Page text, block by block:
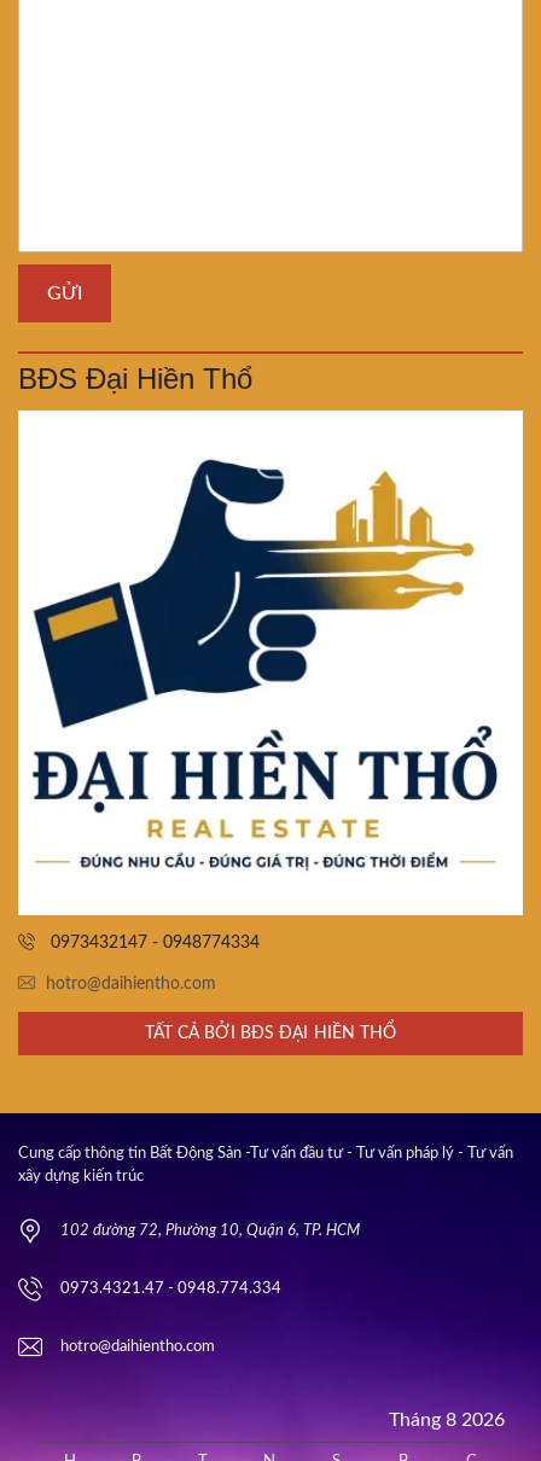
BĐS Đại Hiền Thổ
0973432147 - 0948774334
hotro@daihientho.com
TẤT CẢ BỞI BĐS ĐẠI HIỀN THỔ
Cung cấp thông tin Bất Động Sản -Tư vấn đầu tư - Tư vấn pháp lý - Tư vấn
xây dựng kiến trúc
102 đường 72, Phường 10, Quận 6, TP. HCM
0973.4321.47 - 0948.774.334
hotro@daihientho.com
Tháng 8 2026